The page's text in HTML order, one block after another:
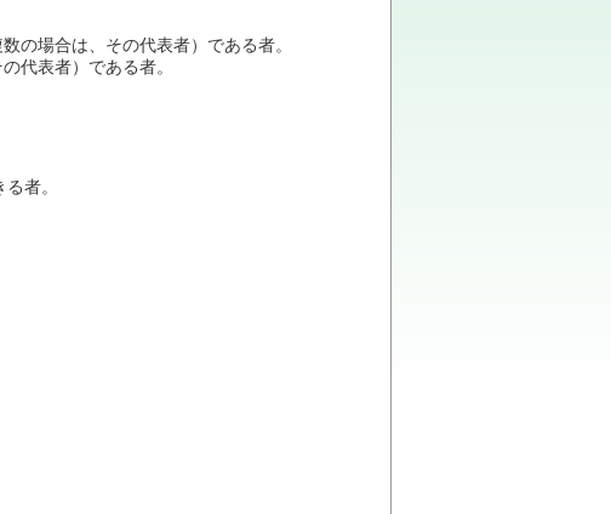
場合は、その代表者）である者。
代表者）である者。
者。